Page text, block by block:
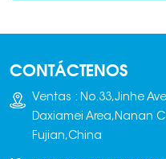
CONTÁCTENOS
Ventas : No.33,Jinhe
Daxiamei Area,Nanan
Fujian,China